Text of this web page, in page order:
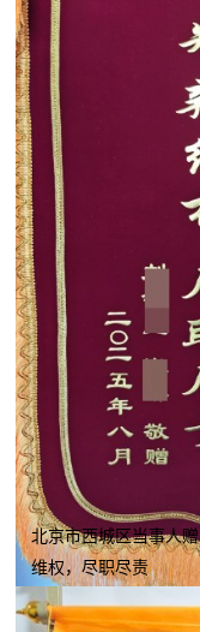
北京市西城区当事人
维权，尽职尽责